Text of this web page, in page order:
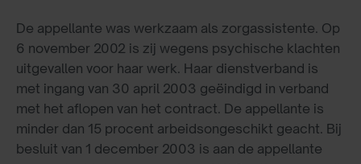
De appellante was werkzaam als zorgassistente. Op
6 november 2002 is zij wegens psychische klachten
uitgevallen voor haar werk. Haar dienstverband is
met ingang van 30 april 2003 geëindigd in verband
met het aflopen van het contract. De appellante is
minder dan 15 procent arbeidsongeschikt geacht. Bij
besluit van 1 december 2003 is aan de appellante